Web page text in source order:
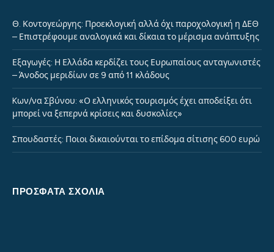
Θ. Κοντογεώργης: Προεκλογική αλλά όχι παροχολογική η ΔΕΘ
– Επιστρέφουμε αναλογικά και δίκαια το μέρισμα ανάπτυξης
Εξαγωγές: Η Ελλάδα κερδίζει τους Ευρωπαίους ανταγωνιστές
– Άνοδος μεριδίων σε 9 από 11 κλάδους
Kων/να Σβύνου: «Ο ελληνικός τουρισμός έχει αποδείξει ότι
μπορεί να ξεπερνά κρίσεις και δυσκολίες»
Σπουδαστές: Ποιοι δικαιούνται το επίδομα σίτισης 600 ευρώ
ΠΡΌΣΦΑΤΑ ΣΧΌΛΙΑ